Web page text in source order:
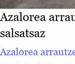
Azalorea
salsatsaz
Azalorea